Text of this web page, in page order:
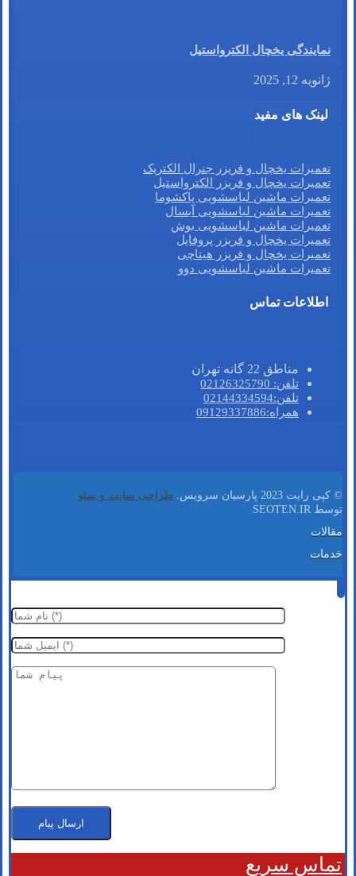
نمایندگی یخچال الکترواستیل
ژانویه 12, 2025
لینک های مفید
تعمیرات یخچال و فریزر جنرال الکتریک
تعمیرات یخچال و فریزر الکترواستیل
تعمیرات ماشین لباسشویی پاکشوما
تعمیرات ماشین لباسشویی آبسال
تعمیرات ماشین لباسشویی بوش
تعمیرات یخچال و فریزر پروفایل
تعمیرات یخچال و فریزر هیتاچی
تعمیرات ماشین لباسشویی دوو
اطلاعات تماس
مناطق 22 گانه تهران
تلفن: 02126325790
تلفن:02144334594
همراه:09129337886
© کپی رایت 2023 پارسیان سرویس.
طراحی سایت و سئو
توسط SEOTEN.IR
مقالات
خدمات
تماس سریع